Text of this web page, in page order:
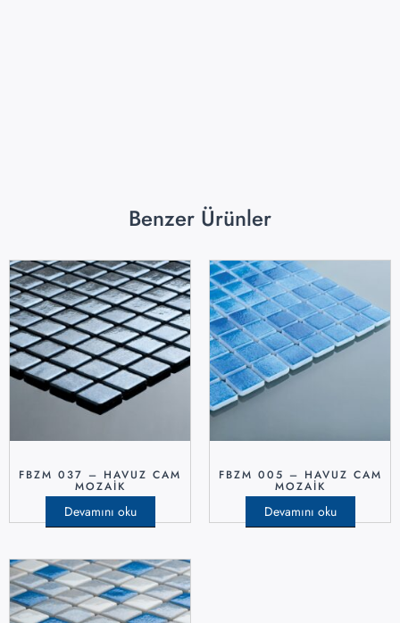
Benzer Ürünler
FBZM 037 – HAVUZ CAM
MOZAIK
Devamını oku
FBZM 005 – HAVUZ CAM
MOZAIK
Devamını oku